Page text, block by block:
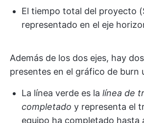
El tiempo total del proyecto
representado en el eje
Además de los dos ejes, hay
presentes en el gráfico de burn
La línea verde es la línea de
completado y representa el
equipo ha completado hasta